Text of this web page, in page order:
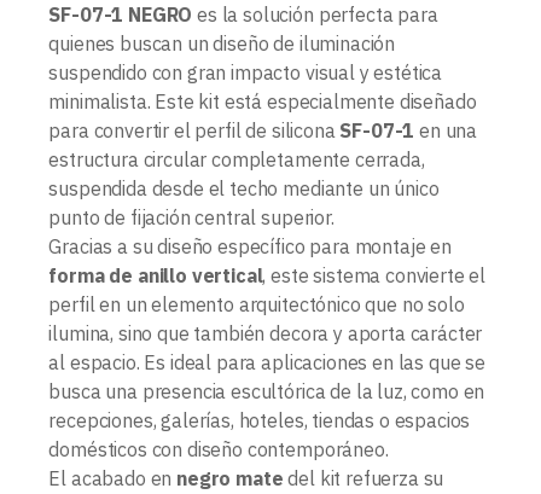
SF-07-1 NEGRO es la solución perfecta para
quienes buscan un diseño de iluminación
suspendido con gran impacto visual y estética
minimalista. Este kit está especialmente diseñado
para convertir el perfil de silicona SF-07-1 en una
estructura circular completamente cerrada,
suspendida desde el techo mediante un único
punto de fijación central superior.
Gracias a su diseño específico para montaje en
forma de anillo vertical, este sistema convierte el
perfil en un elemento arquitectónico que no solo
ilumina, sino que también decora y aporta carácter
al espacio. Es ideal para aplicaciones en las que se
busca una presencia escultórica de la luz, como en
recepciones, galerías, hoteles, tiendas o espacios
domésticos con diseño contemporáneo.
El acabado en negro mate del kit refuerza su